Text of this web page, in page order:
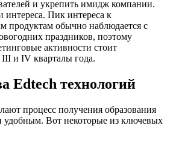
и укрепить имидж компании.
интереса. Пик интереса к
продуктам обычно наблюдается с
праздников, поэтому
активности стоит
III и IV кварталы года.
Edtech технологий
процесс получения образования
удобным. Вот некоторые из ключевых